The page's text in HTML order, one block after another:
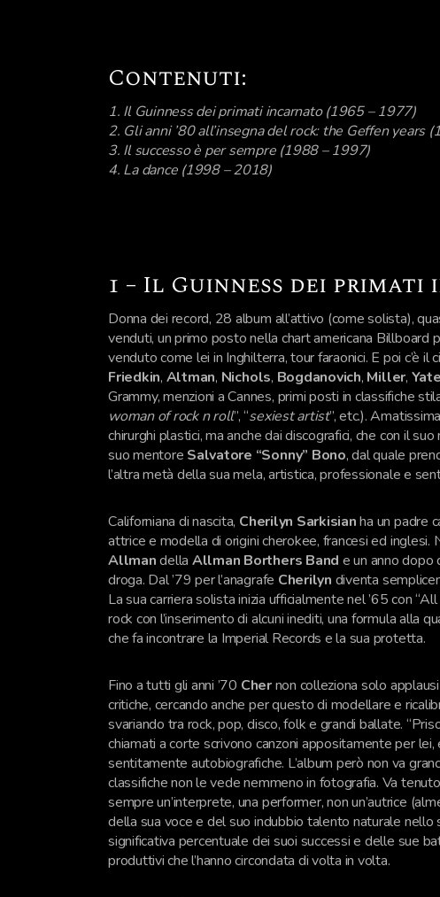
Contenuti:
1. Il Guinness dei primati incarnato (1965 – 1977)
2. Gli anni ’80 all’insegna del rock: the Geffen years
3. Il successo è per sempre (1988 – 1997)
4. La dance (1998 – 2018)
1 – Il Guinness dei
Donna dei record, 28 album all’attivo (come solista),
venduti, un primo posto nella chart americana Billboard
venduto come lei in Inghilterra, tour faraonici. E poi c’è
Friedkin, Altman, Nichols, Bogdanovich, Miller,
Grammy, menzioni a Cannes, primi posti in classifiche
woman of rock n roll”, “sexiest artist”, etc.).
chirurghi plastici, ma anche dai discografici, che con il
suo mentore Salvatore “Sonny” Bono, dal quale
l’altra metà della sua mela, artistica, professionale e
Californiana di nascita, Cherilyn Sarkisianha un padre
attrice e modella di origini cherokee, francesi ed
Allmandella Allman Borthers Band e un anno dopo
droga. Dal ’79 per l’anagrafe Cherilyn diventa
La sua carriera solista inizia ufficialmente nel ’65 con
rock con l’inserimento di alcuni inediti, una formula alla
che fa incontrare la Imperial Records e la sua protetta.
Fino a tutti gli anni ’70 Chernon colleziona solo
critiche, cercando anche per questo di modellare e
svariando tra rock, pop, disco, folk e grandi ballate.
chiamati a corte scrivono canzoni appositamente per
sentitamente autobiografiche. L’album però non va
classifiche non le vede nemmeno in fotografia. Va
sempre un’interprete, una performer, non un’autrice
della sua voce e del suo indubbio talento naturale nello
significativa percentuale dei suoi successi e delle sue
produttivi che l’hanno circondata di volta in volta.